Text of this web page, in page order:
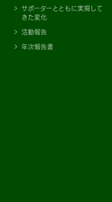
サポーターとともに実現して
きた変化
活動報告
年次報告書